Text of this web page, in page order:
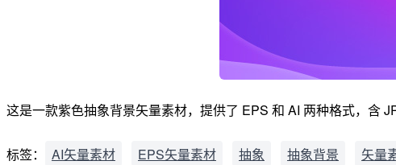
这是一款紫色抽象背景矢量素材，提供了 EPS 和 AI 两种格式，含
标签： AI矢量素材 EPS矢量素材 抽象 抽象背景 矢量